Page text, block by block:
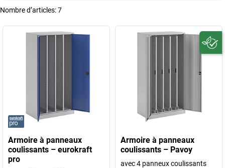
+Afficher plus
Nombre d’articles:7
Armoire à panneaux
coulissants – eurokraft
pro
Armoire à panneaux
coulissants – Pavoy
avec 4 panneux coulissants